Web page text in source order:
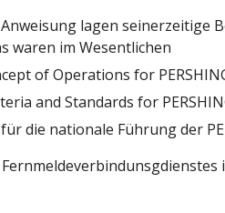
lagen seinerzeitige
waren im Wesentlichen
of Operations for
and Standards for
die nationale Führung der